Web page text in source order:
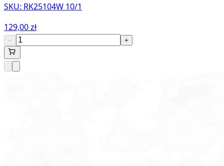
SKU: RK25104W 10/1
129,00 zł
− +